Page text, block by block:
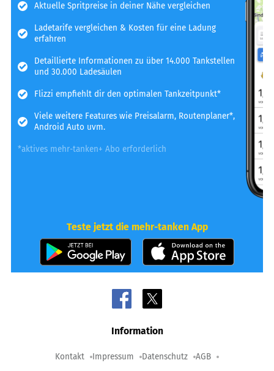
Aktuelle Spritpreise in deiner Nähe vergleichen
Ladetarife vergleichen & Kosten für eine Ladung
erfahren
Detaillierte Informationen zu über 14.000 Tankstellen
und 30.000 Ladesäulen
Flizzi empfiehlt dir den optimalen Tankzeitpunkt*
Viele weitere Features wie Preisalarm, Routenplaner*,
Android Auto uvm.
*aktives mehr-tanken+ Abo erforderlich
Teste jetzt die mehr-tanken App
Information
Kontakt Impressum Datenschutz AGB